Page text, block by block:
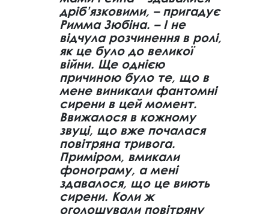
дріб’язковими, – пригадує
Римма Зюбіна. – І не
відчула розчинення в ролі,
як це було до великої
війни. Ще однією
причиною було те, що в
мене виникали фантомні
сирени в цей момент.
Ввижалося в кожному
звуці, що вже почалася
повітряна тривога.
Приміром, вмикали
фонограму, а мені
здавалося, що це виють
сирени. Коли ж
оголошували повітряну